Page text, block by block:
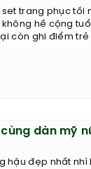
set trang phục tối
không hề cộng
còn ghi điểm trẻ
dàn mỹ
hậu đẹp nhất nhì